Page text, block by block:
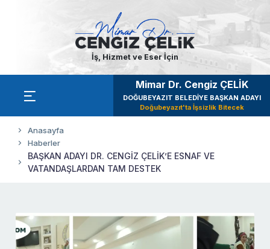
İş, Hizmet ve Eser İçin
Mimar Dr. Cengiz ÇELİK
DOĞUBEYAZIT BELEDİYE BAŞKAN ADAYI
Doğubeyazıt'ta İşsizlik Bitecek
Anasayfa
Haberler
BAŞKAN ADAYI DR. CENGİZ ÇELİK’E ESNAF VE
VATANDAŞLARDAN TAM DESTEK